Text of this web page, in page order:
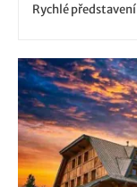
Rychlépředstavení